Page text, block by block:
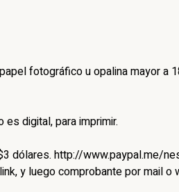
fotográfico u opalina mayor a
es digital, para imprimir.
dólares. http://www.paypal.me/
y luego comprobante por mail o